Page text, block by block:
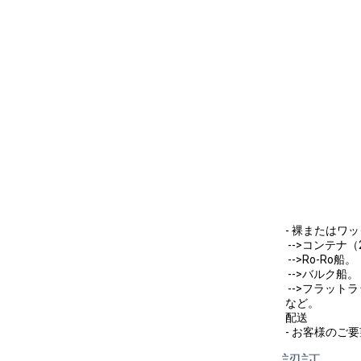
- 裸またはワ
-->コンテナ（
-->Ro-Ro船。
-->バルク船。
-->フラット
など。
配送
- お客様のご